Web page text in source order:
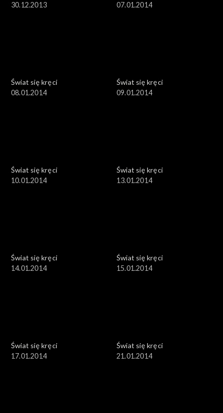
30.12.2013
07.01.2014
Świat się kręci
08.01.2014
Świat się kręci
09.01.2014
Świat się kręci
10.01.2014
Świat się kręci
13.01.2014
Świat się kręci
14.01.2014
Świat się kręci
15.01.2014
Świat się kręci
17.01.2014
Świat się kręci
21.01.2014